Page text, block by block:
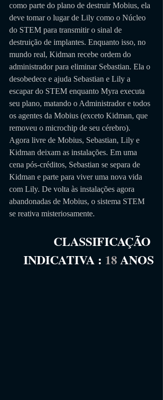
como parte do plano de destruir Mobius, ela
deve tomar o lugar de Lily como o Núcleo
do STEM para transmitir o sinal de
destruição de implantes. Enquanto isso, no
mundo real, Kidman recebe ordem do
administrador para eliminar Sebastian. Ela o
desobedece e ajuda Sebastian e Lily a
escapar do STEM enquanto Myra executa
seu plano, matando o Administrador e todos
os agentes da Mobius (exceto Kidman, que
removeu o microchip de seu cérebro).
Agora livre de Mobius, Sebastian, Lily e
Kidman deixam as instalações. Em uma
cena pós-créditos, Sebastian se separa de
Kidman e parte para viver uma nova vida
com Lily. De volta às instalações agora
abandonadas de Mobius, o sistema STEM
se reativa misteriosamente.
CLASSIFICAÇÃO
INDICATIVA : 18 ANOS